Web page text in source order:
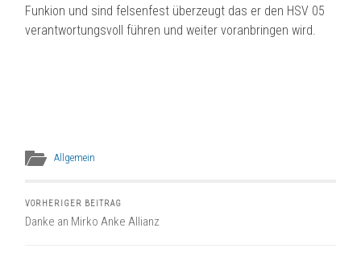
Funkion und sind felsenfest überzeugt das er den HSV 05
verantwortungsvoll führen und weiter voranbringen wird.
Allgemein
VORHERIGER BEITRAG
Danke an Mirko Anke Allianz